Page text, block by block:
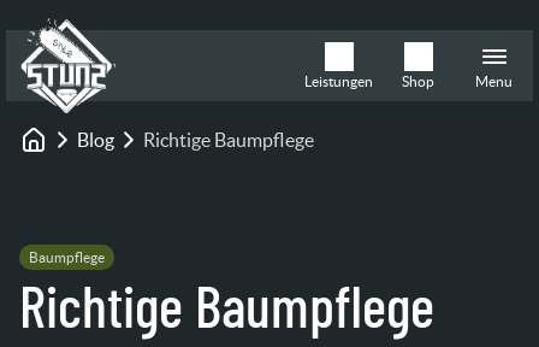
Leistungen Shop Menu
Startseite
Blog Richtige Baumpflege
Baumpflege
Richtige Baumpflege